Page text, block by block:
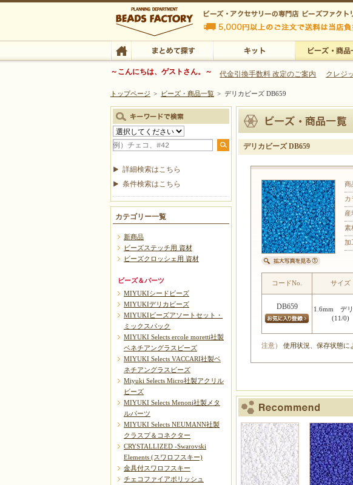
ビーズファクトリー ビーズ・パーツ・金具など・アクセサリーの専門店
ビーズ・アクセサリーの専門店 ビーズファク
ビーズ・アクセサリーの専門店 ビーズファクトリー 5,000円以上のご注文
TOP まとめて探す
～こんにちは、ゲストさん。～ 代金引換手数料 改定のご案内 クレジ
トップページ > ビーズ・商品一覧 > デリカビーズ DB659
デリカビーズ DB659
商
カ
産
素
加
コードNo. サイズ
DB659
1.6mm デ
(11/0)
注意） 使用状況、保存状態に
詳細検索はこちら
条件検索はこちら
カテゴリー一覧
新商品
ビーズステッチ用 資材
ビーズクロッシェ用 資材
ビーズ＆パーツ
MIYUKIシードビーズ
MIYUKIデリカビーズ
MIYUKIビーズアソートセット・
ミックスパック
MIYUKI Selects ercole moretti社製
ベネチアングラスビーズ
MIYUKI Selects VACCARI社製ベ
ネチアングラスビーズ
Miyuki Selects Micro社製アクリル
ビーズ
MIYUKI Selects Menoni社製メタ
ルパーツ
MIYUKI Selects NEUMANN社製
クラスプ＆コネクター
CRYSTALLIZED -Swarovski
Elements (スワロフスキー)
金具付スワロフスキー
チェコファイアポリッシュ